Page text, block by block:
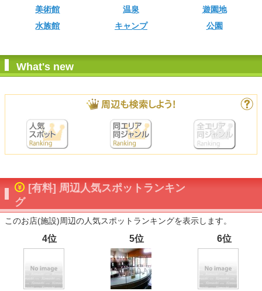
美術館 温泉
遊園地
水族館
キャンプ 公園
What's new
[有料] 周辺人気スポットランキン
グ
このお店(施設)周辺の人気スポットランキングを表示します。
4位 5位 6位